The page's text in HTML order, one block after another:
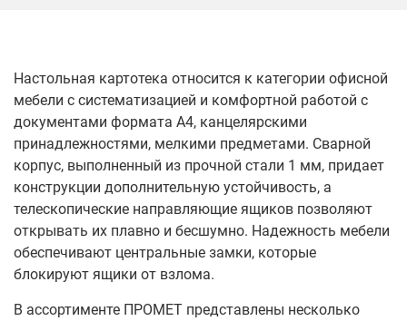
Настольная картотека относится к категории офисной
мебели с систематизацией и комфортной работой с
документами формата А4, канцелярскими
принадлежностями, мелкими предметами. Сварной
корпус, выполненный из прочной стали 1 мм, придает
конструкции дополнительную устойчивость, а
телескопические направляющие ящиков позволяют
открывать их плавно и бесшумно. Надежность мебели
обеспечивают центральные замки, которые
блокируют ящики от взлома.
В ассортименте ПРОМЕТ представлены несколько